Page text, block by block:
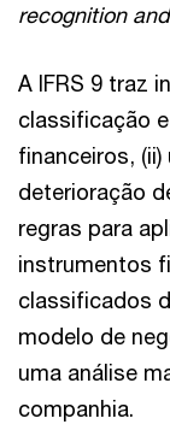
recognition
A IFRS 9 traz
classificação
financeiros,
deterioração
regras para
instrumentos
classificados
modelo de
uma análise
companhia.